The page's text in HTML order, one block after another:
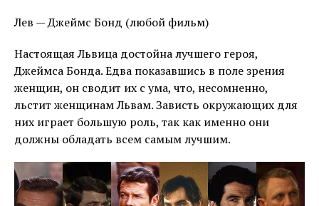
Лев — Джеймс Бонд (любой фильм)
Настоящая Львица достойна лучшего героя,
Джеймса Бонда. Едва показавшись в поле зрения
женщин, он сводит их с ума, что, несомненно,
льстит женщинам Львам. Зависть окружающих для
них играет большую роль, так как именно они
должны обладать всем самым лучшим.